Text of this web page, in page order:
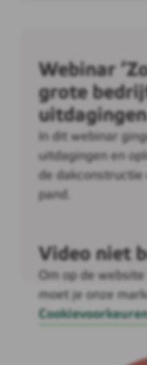
Webinar
grote
uitdagingen
In dit webinar
uitdagingen en
de
pand.
Video niet
Om op de
moet je onze